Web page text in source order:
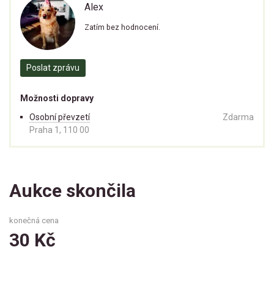
Alex
Zatím bez hodnocení.
Poslat zprávu
Možnosti dopravy
Osobní převzetí
Praha 1, 110 00
Zdarma
Aukce skončila
konečná cena
30 Kč